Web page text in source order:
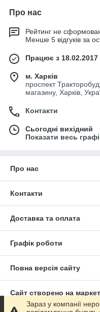
Про нас
Рейтинг не
Менше 5 відгуків за
Працює з 18.02.2017
м. Харків
проспект
магазину, Харків,
Контакти
Сьогодні вихідний
Показати весь
Про нас
Контакти
Доставка та оплата
Графік роботи
Повна версія сайту
Сайт створено на
Зараз у компанії